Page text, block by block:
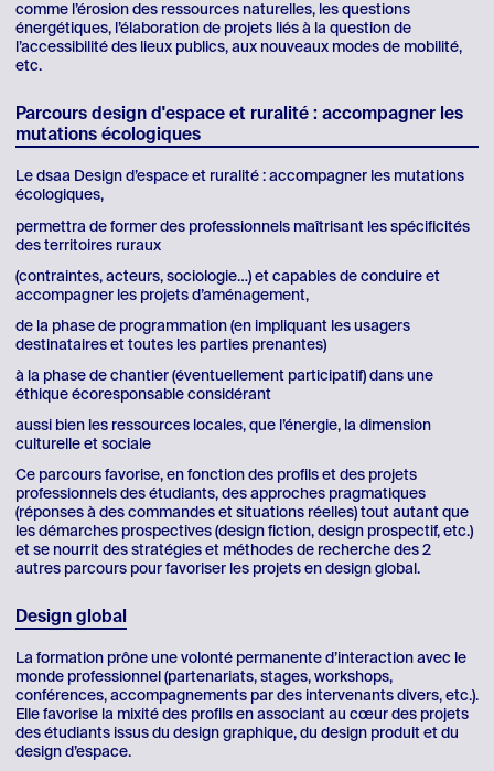
comme l’érosion des ressources naturelles, les questions
énergétiques, l’élaboration de projets liés à la question de
l’accessibilité des lieux publics, aux nouveaux modes de mobilité,
etc.
Parcours design d'espace et ruralité : accompagner les
mutations écologiques
Le dsaa Design d’espace et ruralité : accompagner les mutations
écologiques,
permettra de former des professionnels maîtrisant les spécificités
des territoires ruraux
(contraintes, acteurs, sociologie…) et capables de conduire et
accompagner les projets d’aménagement,
de la phase de programmation (en impliquant les usagers
destinataires et toutes les parties prenantes)
à la phase de chantier (éventuellement participatif) dans une
éthique écoresponsable considérant
aussi bien les ressources locales, que l’énergie, la dimension
culturelle et sociale
Ce parcours favorise, en fonction des profils et des projets
professionnels des étudiants, des approches pragmatiques
(réponses à des commandes et situations réelles) tout autant que
les démarches prospectives (design fiction, design prospectif, etc.)
et se nourrit des stratégies et méthodes de recherche des 2
autres parcours pour favoriser les projets en design global.
Design global
La formation prône une volonté permanente d’interaction avec le
monde professionnel (partenariats, stages, workshops,
conférences, accompagnements par des intervenants divers, etc.).
Elle favorise la mixité des profils en associant au cœur des projets
des étudiants issus du design graphique, du design produit et du
design d’espace.